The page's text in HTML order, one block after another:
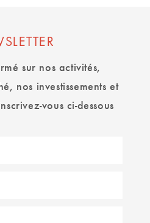
sur nos activités,
nos investissements et
vous ci-dessous